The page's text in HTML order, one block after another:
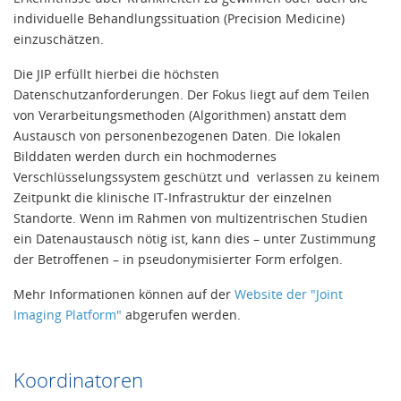
individuelle Behandlungssituation (Precision Medicine)
einzuschätzen.
Die JIP erfüllt hierbei die höchsten
Datenschutzanforderungen. Der Fokus liegt auf dem Teilen
von Verarbeitungsmethoden (Algorithmen) anstatt dem
Austausch von personenbezogenen Daten. Die lokalen
Bilddaten werden durch ein hochmodernes
Verschlüsselungssystem geschützt und verlassen zu keinem
Zeitpunkt die klinische IT-Infrastruktur der einzelnen
Standorte. Wenn im Rahmen von multizentrischen Studien
ein Datenaustausch nötig ist, kann dies – unter Zustimmung
der Betroffenen – in pseudonymisierter Form erfolgen.
Mehr Informationen können auf der Website der "Joint
Imaging Platform" abgerufen werden.
Koordinatoren